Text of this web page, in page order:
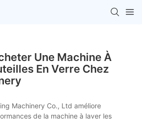
Une Machine À
En Verre Chez
Machinery Co., Ltd améliore
de la machine à laver les